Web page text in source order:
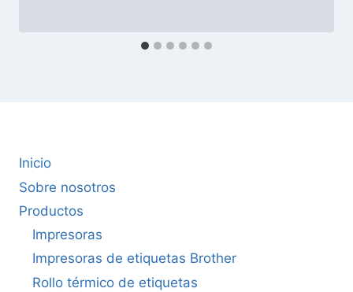
Inicio
Sobre nosotros
Productos
Impresoras
Impresoras de etiquetas Brother
Rollo térmico de etiquetas